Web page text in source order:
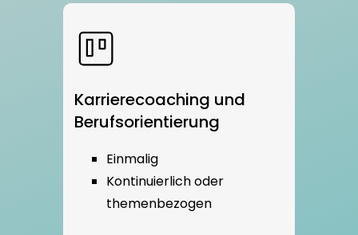
Karrierecoaching und
Berufsorientierung
Einmalig
Kontinuierlich oder
themenbezogen